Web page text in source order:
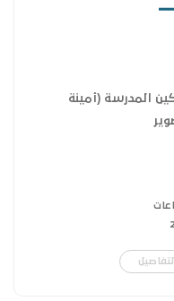
المدرسة (أمينة
التفاصيل